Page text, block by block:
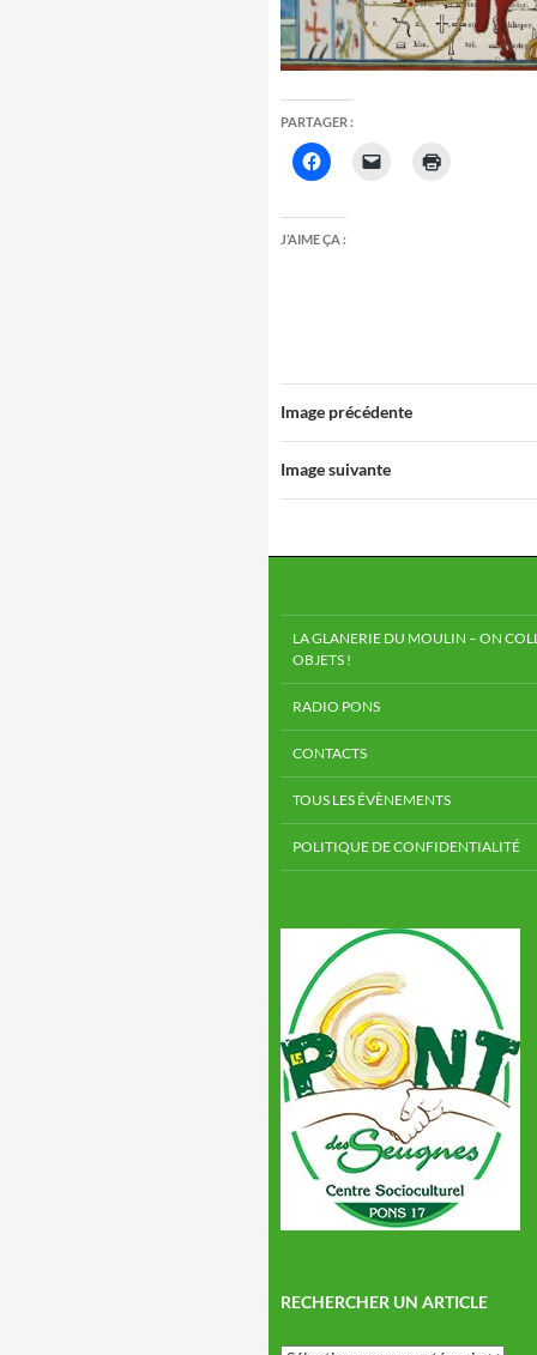
PARTAGER :
J’AIME ÇA :
Image précédente
Image suivante
LA GLANERIE DU MOULIN – ON
OBJETS !
RADIO PONS
CONTACTS
TOUS LES ÉVÈNEMENTS
POLITIQUE DE CONFIDENTIALITÉ
RECHERCHER UN ARTICLE